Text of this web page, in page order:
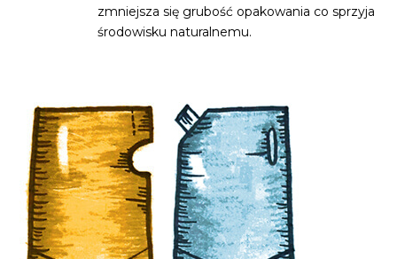
zmniejsza się grubość opakowania co sprzyja
środowisku naturalnemu.